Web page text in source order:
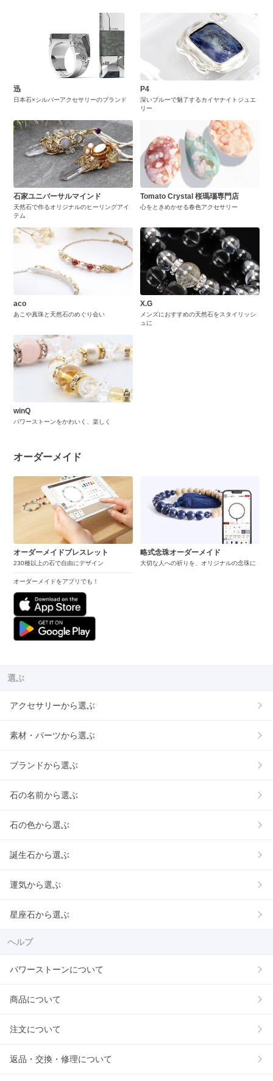
迅
日本石×シルバーアクセサリーのブランド
P4
深いブルーで魅了するカイヤナイトジュエ
リー
石家ユニバーサルマインド
天然石で作るオリジナルのヒーリングアイ
テム
Tomato Crystal 桜瑪瑙専門店
心をときめかせる春色アクセサリー
aco
あこや真珠と天然石のめぐり会い
X.G
メンズにおすすめの天然石をスタイリッシ
ュに
winQ
パワーストーンをかわいく、楽しく
オーダーメイド
オーダーメイドブレスレット
230種以上の石で自由にデザイン
オーダーメイドをアプリでも！
略式念珠オーダーメイド
大切な人への祈りを、オリジナルの念珠に
選ぶ
アクセサリーから選ぶ
素材・パーツから選ぶ
ブランドから選ぶ
石の名前から選ぶ
石の色から選ぶ
誕生石から選ぶ
運気から選ぶ
星座石から選ぶ
ヘルプ
パワーストーンについて
商品について
注文について
返品・交換・修理について